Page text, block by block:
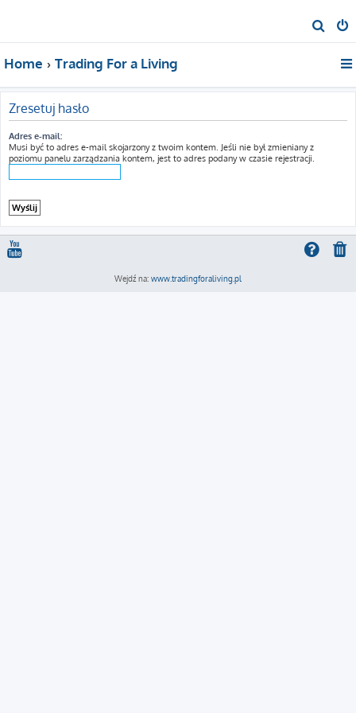
z
j
Home Trading For a Living
Zresetuj hasło
Adres e-mail:
Musi być to adres e-mail skojarzony z twoim kontem. Jeśli nie był zmieniany z
poziomu panelu zarządzania kontem, jest to adres podany w czasie rejestracji.
Wejdź na: www.tradingforaliving.pl